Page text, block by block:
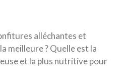
alléchantes et
meilleure ? Quelle est la
et la plus nutritive pour